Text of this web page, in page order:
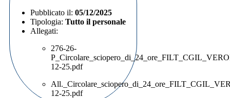
Pubblicato il: 05/12/2025
Tipologia: Tutto il personale
Allegati:
276-26-
12-25.pdf
12-25.pdf